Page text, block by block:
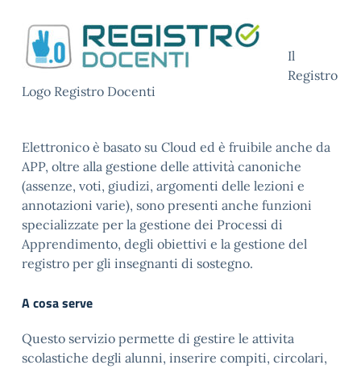
Logo Registro Docenti
Il
Registro
Elettronico è basato su Cloud ed è fruibile anche da
APP, oltre alla gestione delle attività canoniche
(assenze, voti, giudizi, argomenti delle lezioni e
annotazioni varie), sono presenti anche funzioni
specializzate per la gestione dei Processi di
Apprendimento, degli obiettivi e la gestione del
registro per gli insegnanti di sostegno.
A cosa serve
Questo servizio permette di gestire le attivita
scolastiche degli alunni, inserire compiti, circolari,